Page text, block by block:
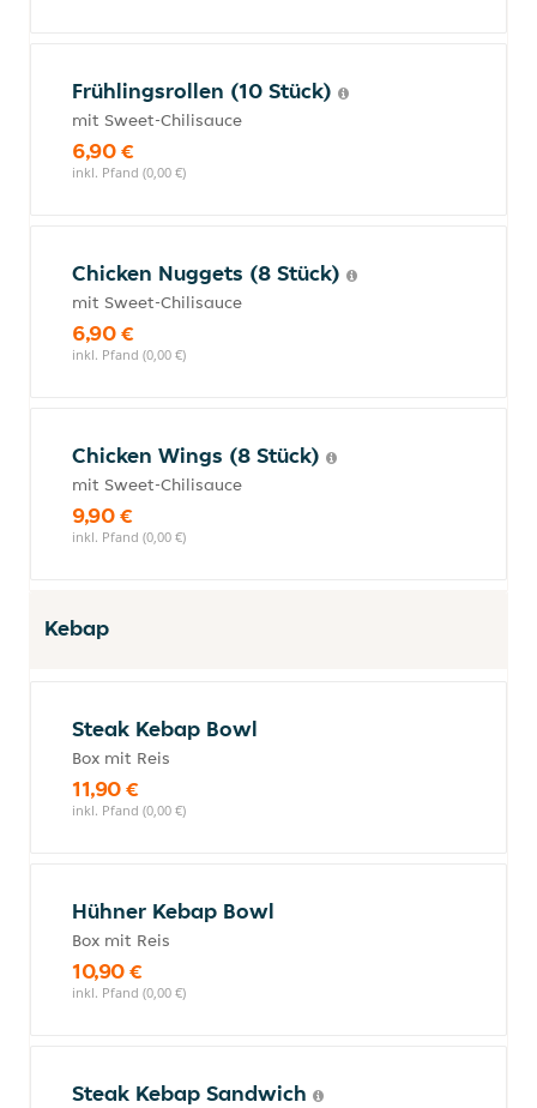
Frühlingsrollen (10 Stück)
mit Sweet-Chilisauce
6,90 €
inkl. Pfand (0,00 €)
Chicken Nuggets (8 Stück)
mit Sweet-Chilisauce
6,90 €
inkl. Pfand (0,00 €)
Chicken Wings (8 Stück)
mit Sweet-Chilisauce
9,90 €
inkl. Pfand (0,00 €)
Kebap
Steak Kebap Bowl
Box mit Reis
11,90 €
inkl. Pfand (0,00 €)
Hühner Kebap Bowl
Box mit Reis
10,90 €
inkl. Pfand (0,00 €)
Steak Kebap Sandwich